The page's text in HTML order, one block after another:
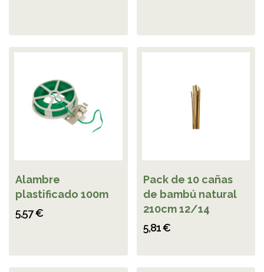
Alambre
plastificado 100m
5,57 €
Pack de 10 cañas
de bambú natural
210cm 12/14
5,81 €